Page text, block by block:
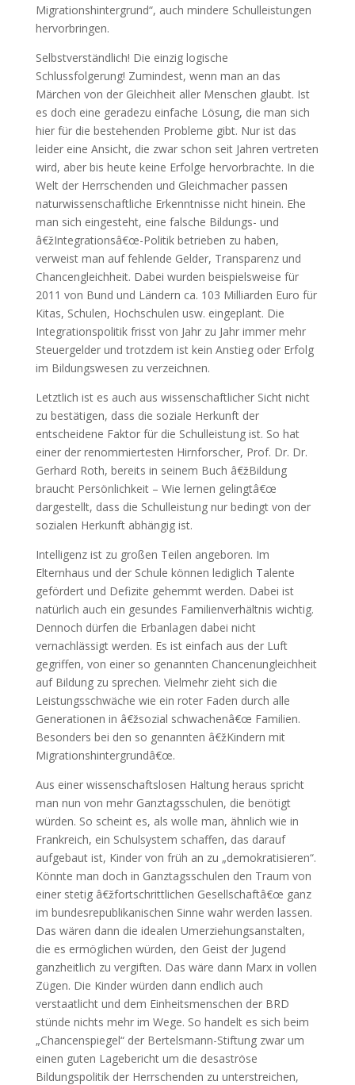
Migrationshintergrund“, auch mindere Schulleistungen
hervorbringen.
Selbstverständlich! Die einzig logische
Schlussfolgerung! Zumindest, wenn man an das
Märchen von der Gleichheit aller Menschen glaubt. Ist
es doch eine geradezu einfache Lösung, die man sich
hier für die bestehenden Probleme gibt. Nur ist das
leider eine Ansicht, die zwar schon seit Jahren vertreten
wird, aber bis heute keine Erfolge hervorbrachte. In die
Welt der Herrschenden und Gleichmacher passen
naturwissenschaftliche Erkenntnisse nicht hinein. Ehe
man sich eingesteht, eine falsche Bildungs- und
â€žIntegrationsâ€œ-Politik betrieben zu haben,
verweist man auf fehlende Gelder, Transparenz und
Chancengleichheit. Dabei wurden beispielsweise für
2011 von Bund und Ländern ca. 103 Milliarden Euro für
Kitas, Schulen, Hochschulen usw. eingeplant. Die
Integrationspolitik frisst von Jahr zu Jahr immer mehr
Steuergelder und trotzdem ist kein Anstieg oder Erfolg
im Bildungswesen zu verzeichnen.
Letztlich ist es auch aus wissenschaftlicher Sicht nicht
zu bestätigen, dass die soziale Herkunft der
entscheidene Faktor für die Schulleistung ist. So hat
einer der renommiertesten Hirnforscher, Prof. Dr. Dr.
Gerhard Roth, bereits in seinem Buch â€žBildung
braucht Persönlichkeit – Wie lernen gelingtâ€œ
dargestellt, dass die Schulleistung nur bedingt von der
sozialen Herkunft abhängig ist.
Intelligenz ist zu großen Teilen angeboren. Im
Elternhaus und der Schule können lediglich Talente
gefördert und Defizite gehemmt werden. Dabei ist
natürlich auch ein gesundes Familienverhältnis wichtig.
Dennoch dürfen die Erbanlagen dabei nicht
vernachlässigt werden. Es ist einfach aus der Luft
gegriffen, von einer so genannten Chancenungleichheit
auf Bildung zu sprechen. Vielmehr zieht sich die
Leistungsschwäche wie ein roter Faden durch alle
Generationen in â€žsozial schwachenâ€œ Familien.
Besonders bei den so genannten â€žKindern mit
Migrationshintergrundâ€œ.
Aus einer wissenschaftslosen Haltung heraus spricht
man nun von mehr Ganztagsschulen, die benötigt
würden. So scheint es, als wolle man, ähnlich wie in
Frankreich, ein Schulsystem schaffen, das darauf
aufgebaut ist, Kinder von früh an zu „demokratisieren“.
Könnte man doch in Ganztagsschulen den Traum von
einer stetig â€žfortschrittlichen Gesellschaftâ€œ ganz
im bundesrepublikanischen Sinne wahr werden lassen.
Das wären dann die idealen Umerziehungsanstalten,
die es ermöglichen würden, den Geist der Jugend
ganzheitlich zu vergiften. Das wäre dann Marx in vollen
Zügen. Die Kinder würden dann endlich auch
verstaatlicht und dem Einheitsmenschen der BRD
stünde nichts mehr im Wege. So handelt es sich beim
„Chancenspiegel“ der Bertelsmann-Stiftung zwar um
einen guten Lagebericht um die desaströse
Bildungspolitik der Herrschenden zu unterstreichen,